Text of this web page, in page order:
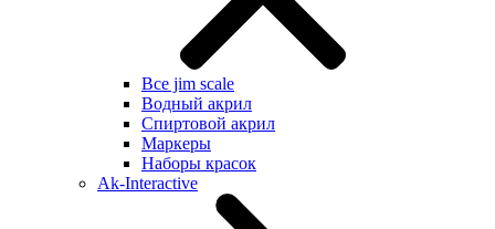
Все jim scale
Водный акрил
Спиртовой акрил
Маркеры
Наборы красок
Ak-Interactive